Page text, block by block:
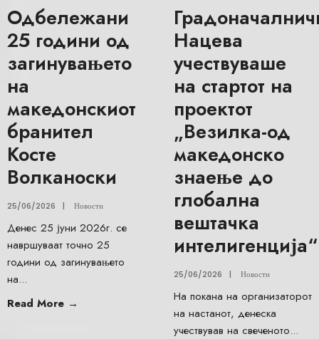
Одбележани
25 години од
загинувањето
на
македонскиот
бранител
Косте
Волканоски
25/06/2026 | Новости
Денес 25 јуни 2026г. се
навршуваат точно 25
години од загинувањето
на...
Read More →
Нацева
учествуваше
на стартот на
проектот
„Везилка-од
македонско
знаење до
глобална
вештачка
интелигенција“
25/06/2026 | Новости
На покана на организаторот
на настанот, денеска
учествував на свеченото...